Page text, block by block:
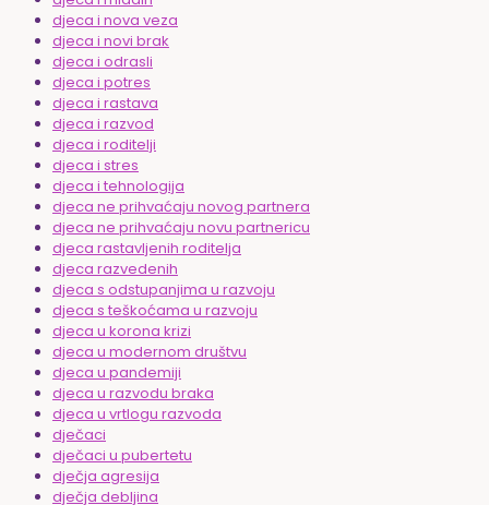
djeca i nova veza
djeca i novi brak
djeca i odrasli
djeca i potres
djeca i rastava
djeca i razvod
djeca i roditelji
djeca i stres
djeca i tehnologija
djeca ne prihvaćaju novog partnera
djeca ne prihvaćaju novu partnericu
djeca rastavljenih roditelja
djeca razvedenih
djeca s odstupanjima u razvoju
djeca s teškoćama u razvoju
djeca u korona krizi
djeca u modernom društvu
djeca u pandemiji
djeca u razvodu braka
djeca u vrtlogu razvoda
dječaci
dječaci u pubertetu
dječja agresija
dječja debljina